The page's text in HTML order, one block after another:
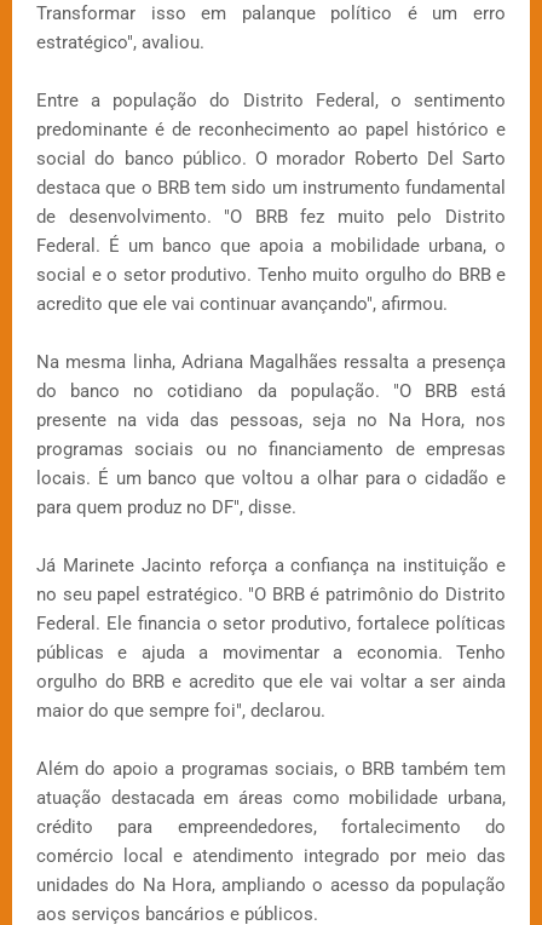
Transformar isso em palanque político é um erro
estratégico", avaliou.
Entre a população do Distrito Federal, o sentimento
predominante é de reconhecimento ao papel histórico e
social do banco público. O morador Roberto Del Sarto
destaca que o BRB tem sido um instrumento fundamental
de desenvolvimento. "O BRB fez muito pelo Distrito
Federal. É um banco que apoia a mobilidade urbana, o
social e o setor produtivo. Tenho muito orgulho do BRB e
acredito que ele vai continuar avançando", afirmou.
Na mesma linha, Adriana Magalhães ressalta a presença
do banco no cotidiano da população. "O BRB está
presente na vida das pessoas, seja no Na Hora, nos
programas sociais ou no financiamento de empresas
locais. É um banco que voltou a olhar para o cidadão e
para quem produz no DF", disse.
Já Marinete Jacinto reforça a confiança na instituição e
no seu papel estratégico. "O BRB é patrimônio do Distrito
Federal. Ele financia o setor produtivo, fortalece políticas
públicas e ajuda a movimentar a economia. Tenho
orgulho do BRB e acredito que ele vai voltar a ser ainda
maior do que sempre foi", declarou.
Além do apoio a programas sociais, o BRB também tem
atuação destacada em áreas como mobilidade urbana,
crédito para empreendedores, fortalecimento do
comércio local e atendimento integrado por meio das
unidades do Na Hora, ampliando o acesso da população
aos serviços bancários e públicos.